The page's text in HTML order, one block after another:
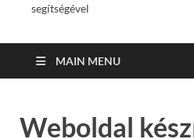
segítségével
MAIN MENU
Weboldal